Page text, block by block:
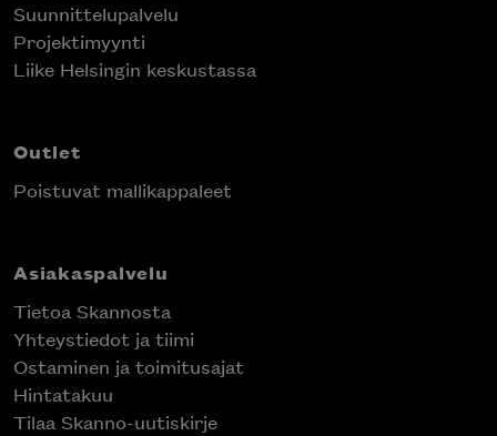
Suunnittelupalvelu
Projektimyynti
Liike Helsingin keskustassa
Outlet
Poistuvat mallikappaleet
Asiakaspalvelu
Tietoa Skannosta
Yhteystiedot ja tiimi
Ostaminen ja toimitusajat
Hintatakuu
Tilaa Skanno-uutiskirje